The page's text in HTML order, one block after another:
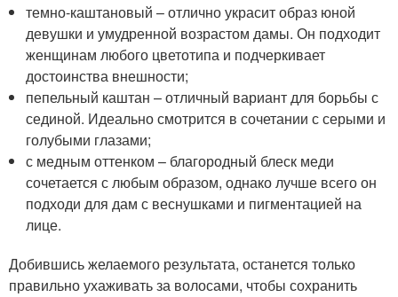
темно-каштановый – отлично украсит образ юной
девушки и умудренной возрастом дамы. Он подходит
женщинам любого цветотипа и подчеркивает
достоинства внешности;
пепельный каштан – отличный вариант для борьбы с
сединой. Идеально смотрится в сочетании с серыми и
голубыми глазами;
с медным оттенком – благородный блеск меди
сочетается с любым образом, однако лучше всего он
подходи для дам с веснушками и пигментацией на
лице.
Добившись желаемого результата, останется только
правильно ухаживать за волосами, чтобы сохранить